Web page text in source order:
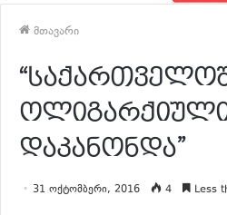
მთავარი
ოლიგარქიული
დაკანონდა”
31 ოქტომბერი, 2016 4 Less